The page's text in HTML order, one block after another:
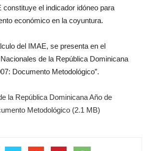
constituye el indicador idóneo para
económico en la coyuntura.
del IMAE, se presenta en el
de la República Dominicana
Documento Metodológico”.
la República Dominicana Año de
Metodológico (2.1 MB)